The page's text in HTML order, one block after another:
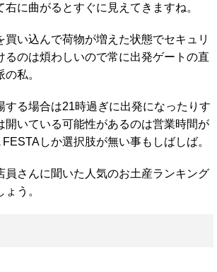
に曲がるとすぐに見えてきますね。
買い込んで荷物が増えた状態でセキュリ
るのは煩わしいので常に出発ゲートの直
私。
する場合は21時過ぎに出発になったりす
開いている可能性があるのは営業時間が
しか選択肢が無い事もしばしば。
員さんに聞いた人気のお土産ランキング
う。